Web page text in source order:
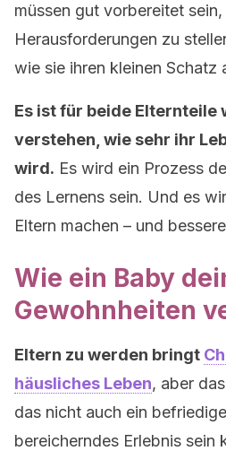
müssen gut vorbereitet
Herausforderungen zu
wie sie ihren kleinen Schatz
Es ist für beide Elternteile
verstehen, wie sehr ihr
wird. Es wird ein Prozess
des Lernens sein. Und es
Eltern machen – und
Wie ein Baby
Gewohnheiten
Eltern zu werden bringt
häusliches Leben, aber
das nicht auch ein
bereicherndes Erlebnis sein